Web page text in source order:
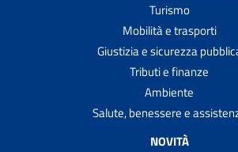
Turismo
Mobilità e trasporti
Giustizia e sicurezza
Tributi e finanze
Ambiente
Salute, benessere e
NOVITÀ